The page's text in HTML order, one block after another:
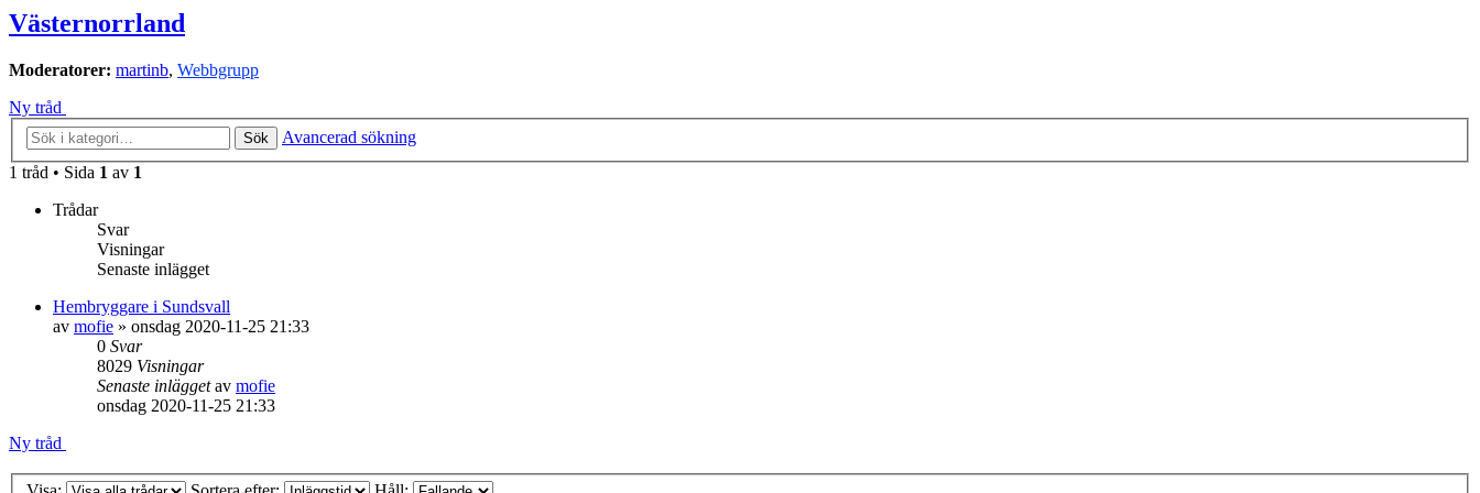
Västernorrland
Moderatorer: martinb, Webbgrupp
Ny tråd
Sök
Avancerad sökning
1 tråd • Sida 1 av 1
Trådar
Svar
Visningar
Senaste inlägget
Hembryggare i Sundsvall
av mofie » onsdag 2020-11-25 21:33
0 Svar
8029 Visningar
Senaste inläggetav mofie
onsdag 2020-11-25 21:33
Ny tråd